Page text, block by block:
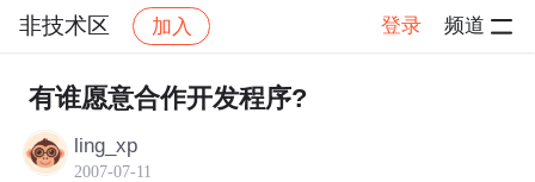
非技术区 加入 登录 频道
社区 非技术区 帖子详情
有谁愿意合作开发程序?
ling_xp
2007-07-11